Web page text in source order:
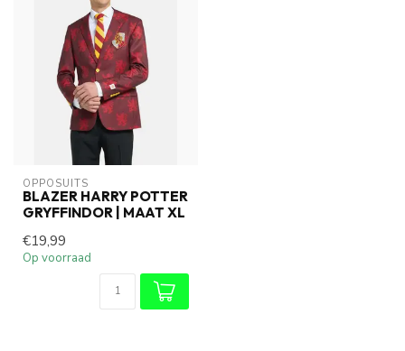
OPPOSUITS
BLAZER HARRY POTTER
GRYFFINDOR | MAAT XL
€19,99
Op voorraad